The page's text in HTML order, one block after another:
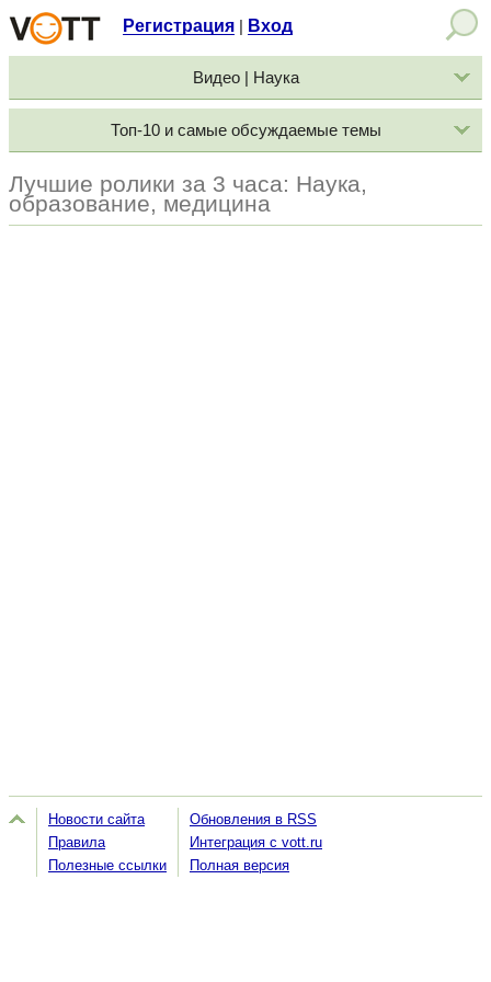
Регистрация Вход
Видео | Наука
Топ-10 и самые обсуждаемые темы
Лучшие ролики за 3 часа: Наука,
образование, медицина
Новости сайта
Правила
Полезные ссылки
Обновления в RSS
Интеграция с vott.ru
Полная версия